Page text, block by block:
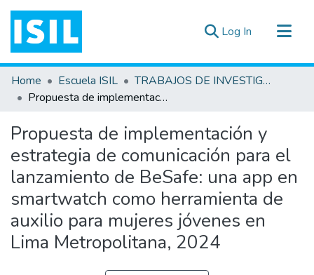
Log In (current)
All of DSpace
Statistics
Documentos ▾
Home Escuela ISIL
TRABAJOS DE INVESTIGACIÓN
Propuesta de implementación y estrategia de comunicación para el lanzamiento de BeSafe: una app en smartwatch como herramienta de auxilio para mujeres jóvenes en Lima Metropolitana, 2024
Propuesta de implementación y
estrategia de comunicación para el
lanzamiento de BeSafe: una app en
smartwatch como herramienta de
auxilio para mujeres jóvenes en
Lima Metropolitana, 2024